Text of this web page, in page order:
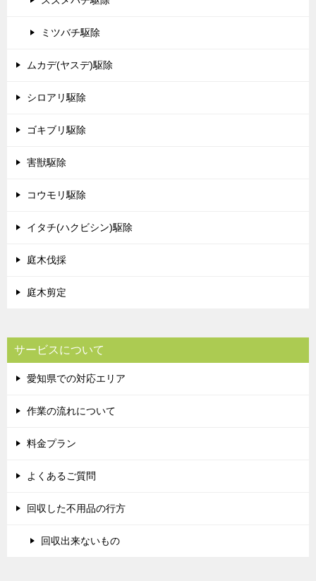
ミツバチ駆除
ムカデ(ヤスデ)駆除
シロアリ駆除
ゴキブリ駆除
害獣駆除
コウモリ駆除
イタチ(ハクビシン)駆除
庭木伐採
庭木剪定
サービスについて
愛知県での対応エリア
作業の流れについて
料金プラン
よくあるご質問
回収した不用品の行方
回収出来ないもの